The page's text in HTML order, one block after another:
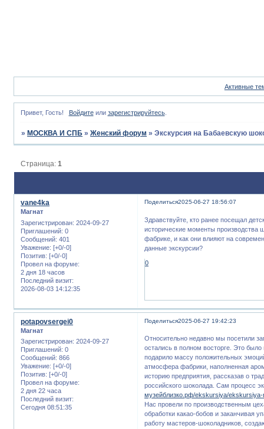
Активные
Привет, Гость! Войдитеили зарегистрируйтесь.
» МОСКВА И СПБ »Женский форум »Экскурсия на Бабаевскую
Страница:1
Поделиться2025-06-27 18:56:07
vane4ka
Магнат
Зарегистрирован: 2024-09-27
Приглашений: 0
Сообщений: 401
Уважение: [+0/-0]
Позитив: [+0/-0]
Провел на форуме:
2 дня 18 часов
Последний визит:
2026-08-03 14:12:35
Здравствуйте, кто ранее посещал
исторические моменты производства
фабрике, и как они влияют на
данные экскурсии?
0
Поделиться2025-06-27 19:42:23
potapovsergei0
Магнат
Зарегистрирован: 2024-09-27
Приглашений: 0
Сообщений: 866
Уважение: [+0/-0]
Позитив: [+0/-0]
Провел на форуме:
2 дня 22 часа
Последний визит:
Сегодня 08:51:35
Относительно недавно мы посетили
остались в полном восторге. Это
подарило массу положительных
атмосфера фабрики, наполненная
историю предприятия, рассказав о
российского шоколада. Сам процесс
музейблизко.рф/ekskursiya/
Нас провели по производственным
обработки какао-бобов и заканчивая
работу мастеров-шоколадников,